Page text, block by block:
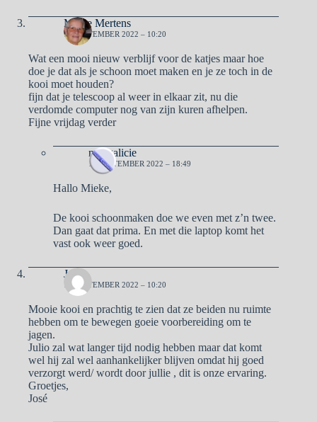
Mieke Mertens
16 SEPTEMBER 2022 – 10:20
Wat een mooi nieuw verblijf voor de katjes maar hoe
doe je dat als je schoon moet maken en je ze toch in de
kooi moet houden?
fijn dat je telescoop al weer in elkaar zit, nu die
verdomde computer nog van zijn kuren afhelpen.
Fijne vrijdag verder
naargalicie
16 SEPTEMBER 2022 – 18:49
Hallo Mieke,
De kooi schoonmaken doe we even met z’n twee.
Dan gaat dat prima. En met die laptop komt het
vast ook weer goed.
José
16 SEPTEMBER 2022 – 10:20
Mooie kooi en prachtig te zien dat ze beiden nu ruimte
hebben om te bewegen goeie voorbereiding om te
jagen.
Julio zal wat langer tijd nodig hebben maar dat komt
wel hij zal wel aanhankelijker blijven omdat hij goed
verzorgt werd/ wordt door jullie , dit is onze ervaring.
Groetjes,
José